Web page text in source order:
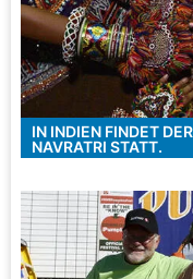
IN INDIEN FINDET
NAVRATRI STATT.